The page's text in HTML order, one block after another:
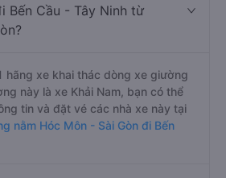
Bến Cầu - Tây Ninh từ
hãng xe khai thác dòng xe giường
này là xe Khải Nam, bạn có thể
tin và đặt vé các nhà xe này tại
nằm Hóc Môn - Sài Gòn đi Bến